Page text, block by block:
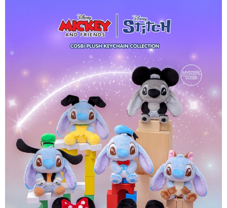
「AFTEE先享後付」，若未經同意申辦者引起之損失，本公司不負相關責
４．使用「AFTEE先享後付」時，將依據個別帳號之用戶狀況，依本公司即
時審查核予不同之上限額度；若仍有額度不足之情形，本公司將視審查結果
請求用戶進行身份認證。
５．嚴禁一人註冊多個帳號或使用他人資訊註冊。若發現惡意使用之情形，
恩沛科技股份有限公司將有權停止該用戶之使用額度並採取法律行動。